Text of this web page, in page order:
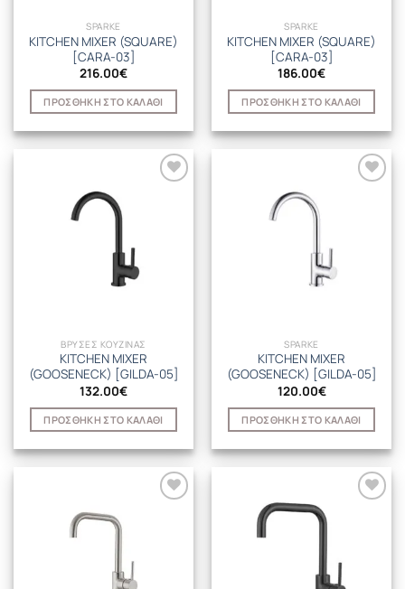
SPARKE
KITCHEN MIXER (SQUARE)
[CARA-03]
216.00€
ΠΡΟΣΘΉΚΗ ΣΤΟ ΚΑΛΆΘΙ
SPARKE
KITCHEN MIXER (SQUARE)
[CARA-03]
186.00€
ΠΡΟΣΘΉΚΗ ΣΤΟ ΚΑΛΆΘΙ
ΒΡΥΣΕΣ ΚΟΥΖΙΝΑΣ
KITCHEN MIXER
(GOOSENECK) [GILDA-05]
132.00€
ΠΡΟΣΘΉΚΗ ΣΤΟ ΚΑΛΆΘΙ
SPARKE
KITCHEN MIXER
(GOOSENECK) [GILDA-05]
120.00€
ΠΡΟΣΘΉΚΗ ΣΤΟ ΚΑΛΆΘΙ